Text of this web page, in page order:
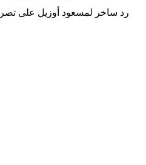
رد ساخر لمسعود أوزيل على